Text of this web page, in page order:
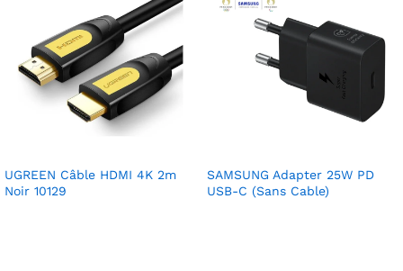
UGREEN Câble HDMI 4K 2m
Noir 10129
SAMSUNG Adapter 25W PD
USB-C (Sans Cable)